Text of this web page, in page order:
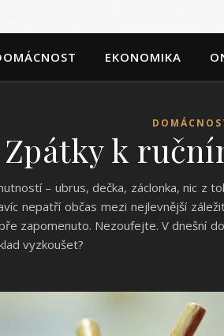
EKONOMIKA
Zpátky k
– ubrus, dečka, záclonka, nic z
nepatří občas mezi nejlevnější
zapomenuto. Nezoufejte. V dnešní
vyzkoušet?